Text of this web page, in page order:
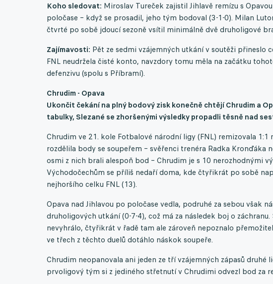
Koho sledovat: Miroslav Tureček zajistil Jihlavě remízu s
poločase – když se prosadil, jeho tým bodoval (3-1-0). Milan
čtvrté po sobě jdoucí sezoně vsítil minimálně dvě druholigové
Zajímavosti: Pět ze sedmi vzájemných utkání v soutěži přineslo
FNL neudržela čisté konto, navzdory tomu měla na začátku
defenzivu (spolu s Příbramí).
Chrudim - Opava
Ukončit čekání na plný bodový zisk konečně chtějí Chrudim a
tabulky, Slezané se zhoršenými výsledky propadli těsně nad
Chrudim ve 21. kole Fotbalové národní ligy (FNL) remizovala
rozdělila body se soupeřem – svěřenci trenéra Radka
osmi z nich brali alespoň bod – Chrudim je s 10 nerozhodnými
Východočechům se příliš nedaří doma, kde čtyřikrát po sobě
nejhoršího celku FNL (13).
Opava nad Jihlavou po poločase vedla, podruhé za sebou však
druholigových utkání (0-7-4), což má za následek boj o
nevyhrálo, čtyřikrát v řadě tam ale zároveň nepoznalo
ve třech z těchto duelů dotáhlo náskok soupeře.
Chrudim neopanovala ani jeden ze tří vzájemných zápasů druhé
prvoligový tým si z jediného střetnutí v Chrudimi odvezl bod za